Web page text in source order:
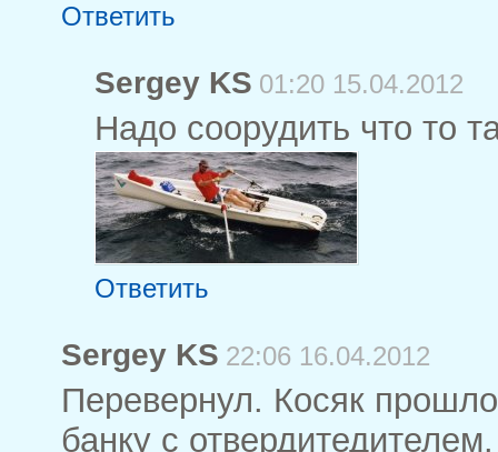
Ответить
Sergey KS 01:20 15.04.2012
Надо соорудить что то
Ответить
Sergey KS 22:06 16.04.2012
Перевернул. Косяк
банку с